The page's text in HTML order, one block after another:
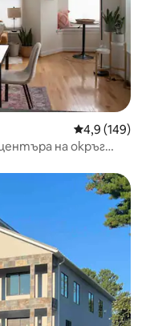
Средна
4,9 (149)
на окръг